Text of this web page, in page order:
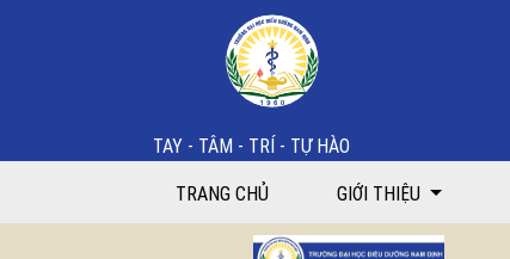
Tập 1 Số 2 (2018)
TAY - TÂM - TRÍ - TỰ HÀO
TRANG CHỦ GIỚI THIỆU